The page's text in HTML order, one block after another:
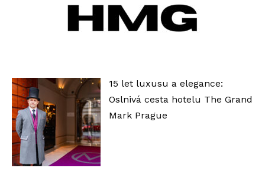
č
15 let luxusu a elegance:
Oslnivá cesta hotelu The Grand
Mark Prague